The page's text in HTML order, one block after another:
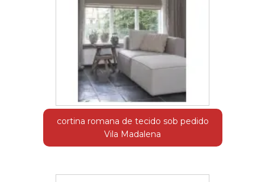
cortina romana de tecido sob pedido
Vila Madalena